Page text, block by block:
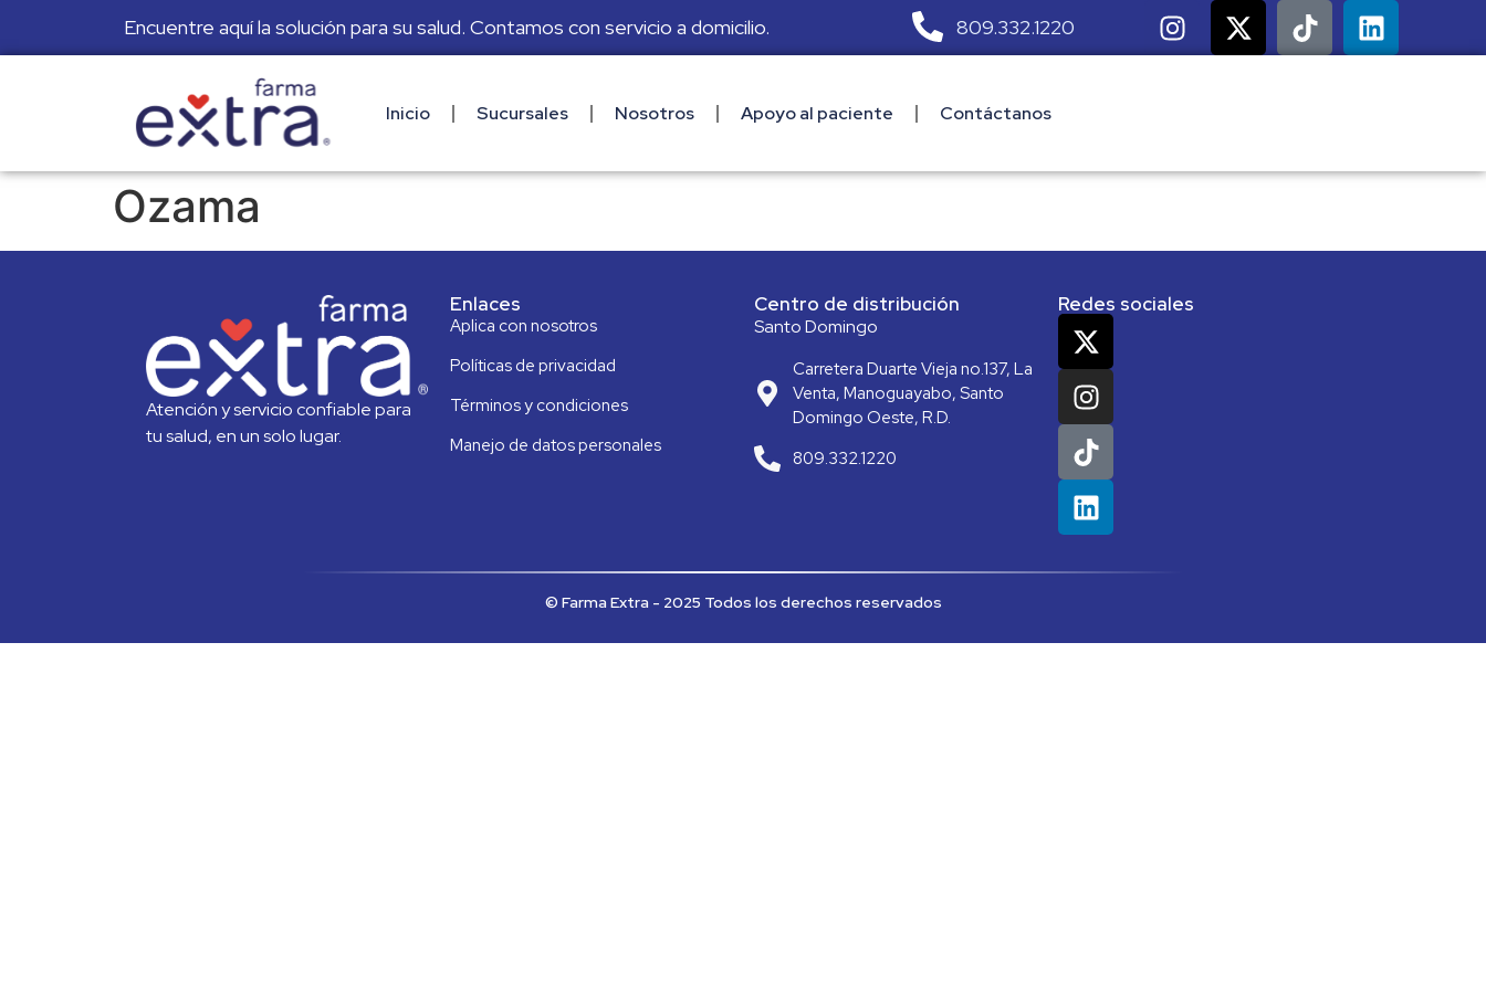
Encuentre aquí la solución para su salud. Contamos con servicio a domicilio. 809.332.1220
Inicio Sucursales Nosotros Apoyo al paciente Contáctanos
Ozama
Atención y servicio confiable para
tu salud, en un solo lugar.
Enlaces
Aplica con nosotros
Políticas de privacidad
Términos y condiciones
Manejo de datos personales
Centro de distribución
Santo Domingo
Carretera Duarte Vieja no.137, La
Venta, Manoguayabo, Santo
Domingo Oeste, R.D.
809.332.1220
Redes sociales
© Farma Extra - 2025 Todos los derechos reservados